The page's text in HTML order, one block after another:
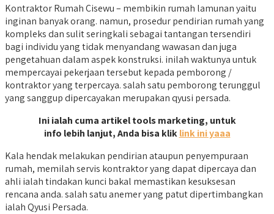
Kontraktor Rumah Cisewu – membikin rumah lamunan yaitu
inginan banyak orang. namun, prosedur pendirian rumah yang
kompleks dan sulit seringkali sebagai tantangan tersendiri
bagi individu yang tidak menyandang wawasan dan juga
pengetahuan dalam aspek konstruksi. inilah waktunya untuk
mempercayai pekerjaan tersebut kepada pemborong /
kontraktor yang terpercaya. salah satu pemborong terunggul
yang sanggup dipercayakan merupakan qyusi persada.
Ini ialah cuma artikel tools marketing, untuk
info lebih lanjut, Anda bisa kliklink ini yaaa
Kala hendak melakukan pendirian ataupun penyempuraan
rumah, memilah servis kontraktor yang dapat dipercaya dan
ahli ialah tindakan kunci bakal memastikan kesuksesan
rencana anda. salah satu anemer yang patut dipertimbangkan
ialah Qyusi Persada.